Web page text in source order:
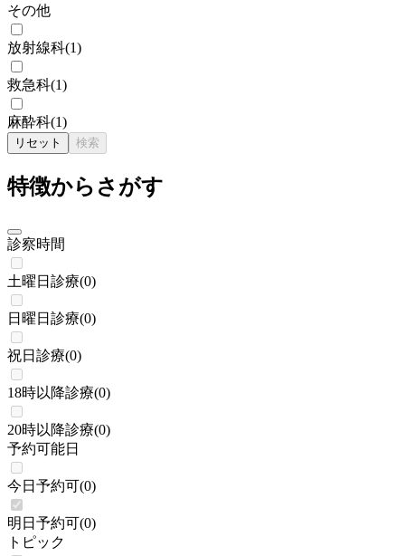
その他
放射線科(1)
救急科(1)
麻酔科(1)
リセット 検索
特徴からさがす
診察時間
土曜日診療(0)
日曜日診療(0)
祝日診療(0)
18時以降診療(0)
20時以降診療(0)
予約可能日
今日予約可(0)
明日予約可(0)
トピック